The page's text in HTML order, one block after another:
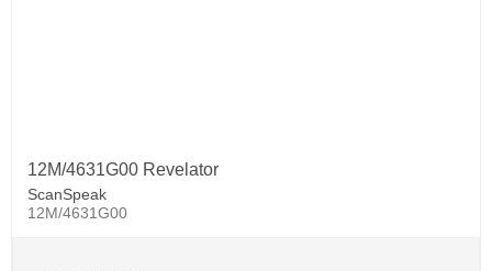
12M/4631G00 Revelator
ScanSpeak
12M/4631G00